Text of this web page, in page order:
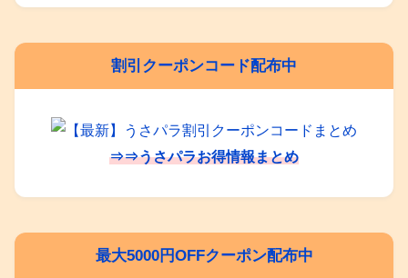
割引クーポンコード配布中
⇒⇒うさパラお得情報まとめ
最大5000円OFFクーポン配布中